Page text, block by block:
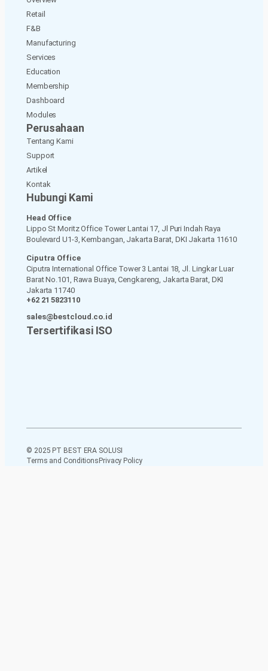
Retail
F&B
Manufacturing
Services
Education
Membership
Dashboard
Modules
Perusahaan
Tentang Kami
Support
Artikel
Kontak
Hubungi Kami
Head Office
Lippo St Moritz Office Tower Lantai 17, Jl Puri Indah Raya
Boulevard U1-3, Kembangan, Jakarta Barat, DKI Jakarta 11610
Ciputra Office
Ciputra International Office Tower 3 Lantai 18, Jl. Lingkar Luar
Barat No.101, Rawa Buaya, Cengkareng, Jakarta Barat, DKI
Jakarta 11740
+62 21 5823110
sales@bestcloud.co.id
Tersertifikasi ISO
© 2025 PT BEST ERA SOLUSI
Terms and Conditions Privacy Policy